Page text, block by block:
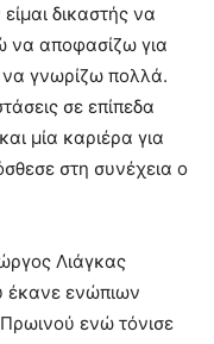
δικαστής να
να αποφασίζω για
να γνωρίζω πολλά.
σε επίπεδα
μία καριέρα για
στη συνέχεια ο
Λιάγκας
έκανε ενώπιων
ενώ τόνισε